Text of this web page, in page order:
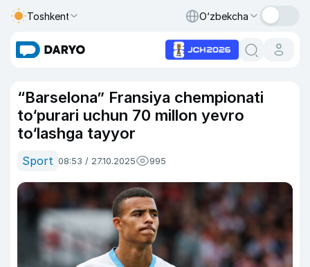
Toshkent O‘zbekcha
“Barselona” Fransiya chempionati
to‘purari uchun 70 millon yevro
to‘lashga tayyor
Sport 08:53 / 27.10.2025 995